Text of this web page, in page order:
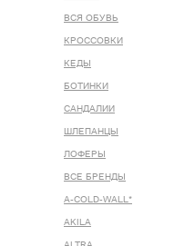
ВСЯ ОБУВЬ
КРОССОВКИ
КЕДЫ
БОТИНКИ
САНДАЛИИ
ШЛЕПАНЦЫ
ЛОФЕРЫ
ВСЕ БРЕНДЫ
A-COLD-WALL*
AKILA